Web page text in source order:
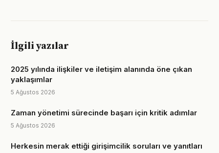
İlgili yazılar
2025 yılında ilişkiler ve iletişim alanında öne çıkan
yaklaşımlar
5 Ağustos 2026
Zaman yönetimi sürecinde başarı için kritik adımlar
5 Ağustos 2026
Herkesin merak ettiği girişimcilik soruları ve yanıtları